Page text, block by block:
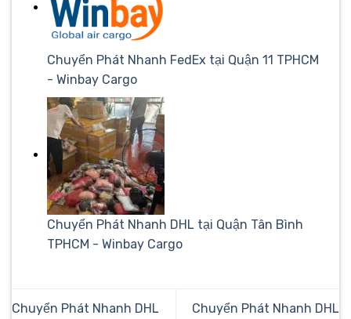
Chuyển Phát Nhanh FedEx tại Quận 11 TPHCM
- Winbay Cargo
Chuyển Phát Nhanh DHL tại Quận Tân Bình
TPHCM - Winbay Cargo
Chuyển Phát Nhanh DHL
Chuyển Phát Nhanh DHL